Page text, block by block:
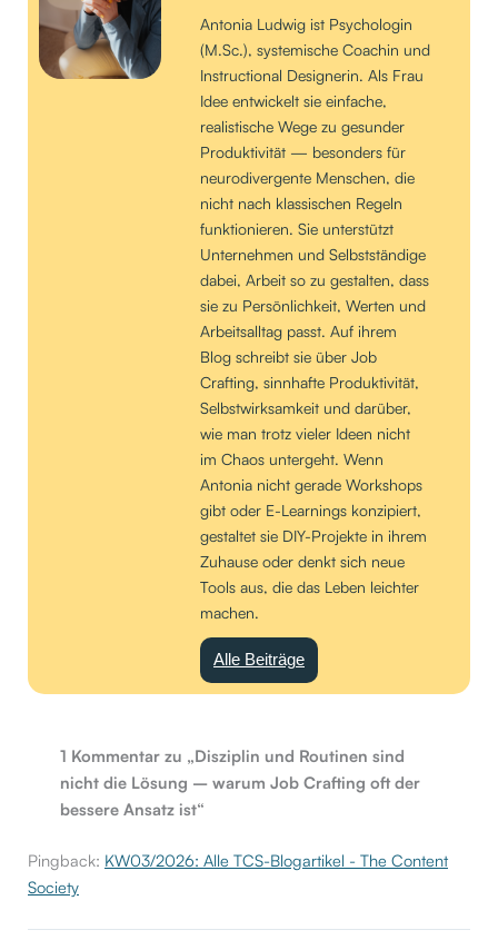
Antonia Ludwig ist Psychologin
(M.Sc.), systemische Coachin und
Instructional Designerin. Als Frau
Idee entwickelt sie einfache,
realistische Wege zu gesunder
Produktivität — besonders für
neurodivergente Menschen, die
nicht nach klassischen Regeln
funktionieren. Sie unterstützt
Unternehmen und Selbstständige
dabei, Arbeit so zu gestalten, dass
sie zu Persönlichkeit, Werten und
Arbeitsalltag passt. Auf ihrem
Blog schreibt sie über Job
Crafting, sinnhafte Produktivität,
Selbstwirksamkeit und darüber,
wie man trotz vieler Ideen nicht
im Chaos untergeht. Wenn
Antonia nicht gerade Workshops
gibt oder E-Learnings konzipiert,
gestaltet sie DIY-Projekte in ihrem
Zuhause oder denkt sich neue
Tools aus, die das Leben leichter
machen.
Alle Beiträge
1 Kommentar zu „Disziplin und Routinen sind
nicht die Lösung – warum Job Crafting oft der
bessere Ansatz ist“
Pingback: KW03/2026: Alle TCS-Blogartikel - The Content
Society